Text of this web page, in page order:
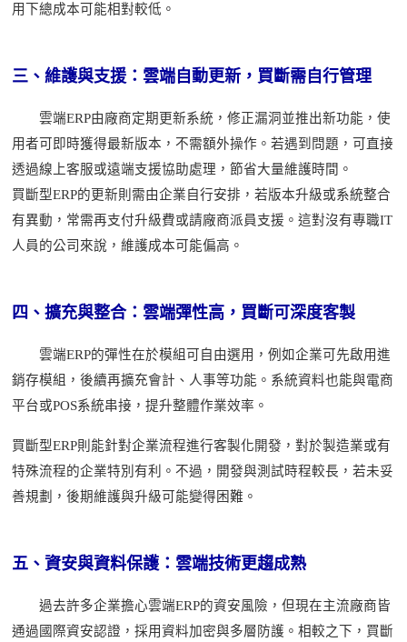
用下總成本可能相對較低。
三、維護與支援：雲端自動更新，買斷需自行管理
雲端ERP由廠商定期更新系統，修正漏洞並推出新功能，使
用者可即時獲得最新版本，不需額外操作。若遇到問題，可直接
透過線上客服或遠端支援協助處理，節省大量維護時間。
買斷型ERP的更新則需由企業自行安排，若版本升級或系統整合
有異動，常需再支付升級費或請廠商派員支援。這對沒有專職IT
人員的公司來說，維護成本可能偏高。
四、擴充與整合：雲端彈性高，買斷可深度客製
雲端ERP的彈性在於模組可自由選用，例如企業可先啟用進
銷存模組，後續再擴充會計、人事等功能。系統資料也能與電商
平台或POS系統串接，提升整體作業效率。
買斷型ERP則能針對企業流程進行客製化開發，對於製造業或有
特殊流程的企業特別有利。不過，開發與測試時程較長，若未妥
善規劃，後期維護與升級可能變得困難。
五、資安與資料保護：雲端技術更趨成熟
過去許多企業擔心雲端ERP的資安風險，但現在主流廠商皆
通過國際資安認證，採用資料加密與多層防護。相較之下，買斷